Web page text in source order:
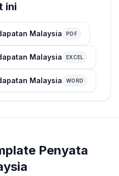
ini
Malaysia PDF
Malaysia EXCEL
Malaysia WORD
Penyata